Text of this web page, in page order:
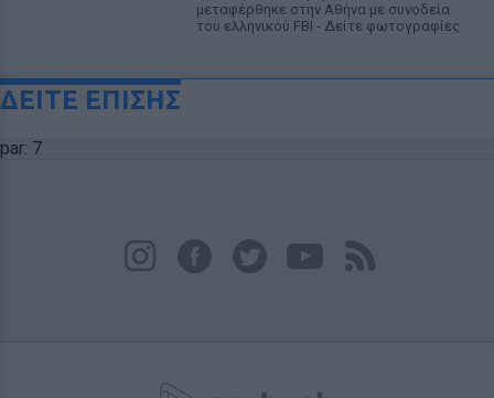
μεταφέρθηκε στην Αθήνα με συνοδεία
του ελληνικού FBI - Δείτε φωτογραφίες
ΔΕΙΤΕ ΕΠΙΣΗΣ
par: 7